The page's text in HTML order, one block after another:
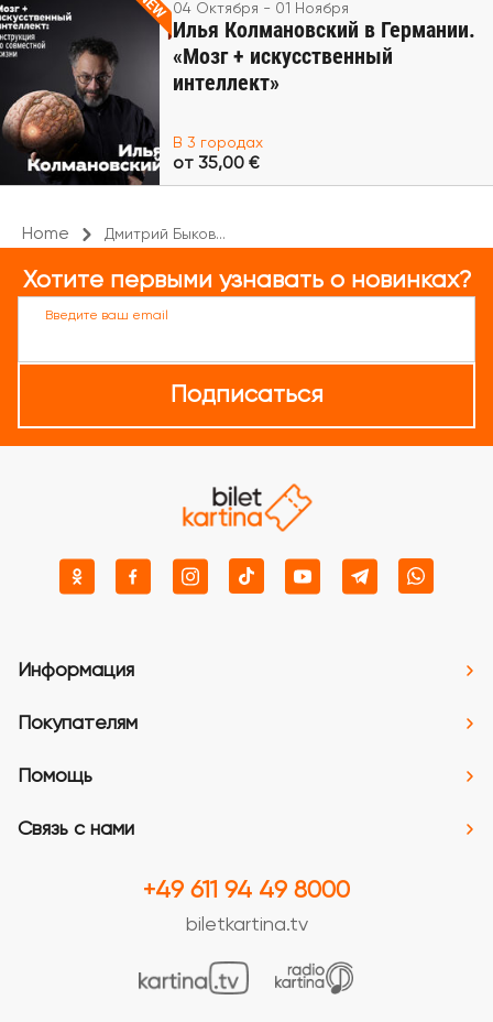
04 Октября - 01 Ноября
Илья Колмановский в Германии.
«Мозг + искусственный
интеллект»
В 3 городах
от 35,00 €
Home Дмитрий Быков...
Хотите первыми узнавать о новинках?
Введите ваш email
Подписаться
Информация
Покупателям
Помощь
Связь с нами
+49 611 94 49 8000
biletkartina.tv